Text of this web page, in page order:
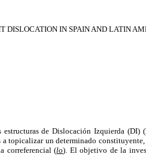
DISLOCATION IN SPAIN AND LATIN
de Dislocación Izquierda (DI) (
atopicalizarun determinado constituyente,
correferencial (lo). El objetivo de la